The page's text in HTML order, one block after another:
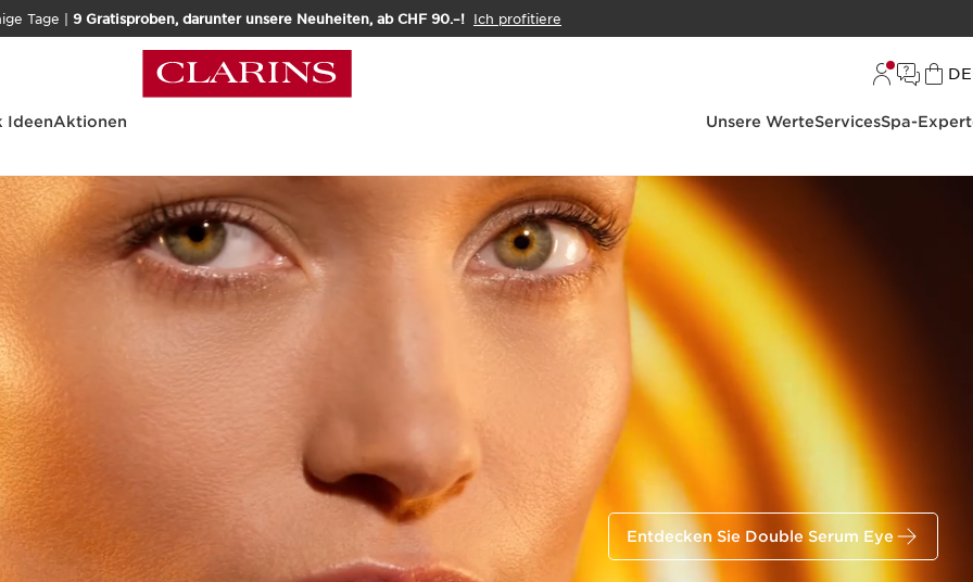
Tage | 9 Gratisproben, darunter unsere Neuheiten, ab CHF 90.–! Ich profitiere
DE
IdeenAktionen Unsere WerteServicesSpa-
Entdecken Sie Double Serum Eye